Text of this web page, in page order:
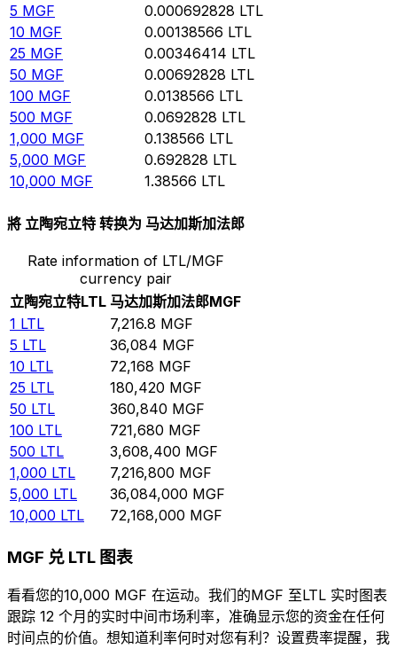
5 MGF 0.000692828 LTL
10 MGF 0.00138566 LTL
25 MGF 0.00346414 LTL
50 MGF 0.00692828 LTL
100 MGF 0.0138566 LTL
500 MGF 0.0692828 LTL
1,000 MGF 0.138566 LTL
5,000 MGF 0.692828 LTL
10,000 MGF 1.38566 LTL
將 立陶宛立特 转换为 马达加斯加法郎
Rate information of LTL/MGF
currency pair
立陶宛立特LTL 马达加斯加法郎MGF
1 LTL 7,216.8 MGF
5 LTL 36,084 MGF
10 LTL 72,168 MGF
25 LTL 180,420 MGF
50 LTL 360,840 MGF
100 LTL 721,680 MGF
500 LTL 3,608,400 MGF
1,000 LTL 7,216,800 MGF
5,000 LTL 36,084,000 MGF
10,000 LTL 72,168,000 MGF
MGF 兑 LTL 图表
看看您的10,000 MGF 在运动。我们的MGF 至LTL 实时图表
跟踪 12 个月的实时中间市场利率，准确显示您的资金在任何
时间点的价值。想知道利率何时对您有利？设置费率提醒，我